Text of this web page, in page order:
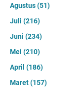
Agustus(51)
Juli (216)
Juni (234)
Mei (210)
April (186)
Maret(157)